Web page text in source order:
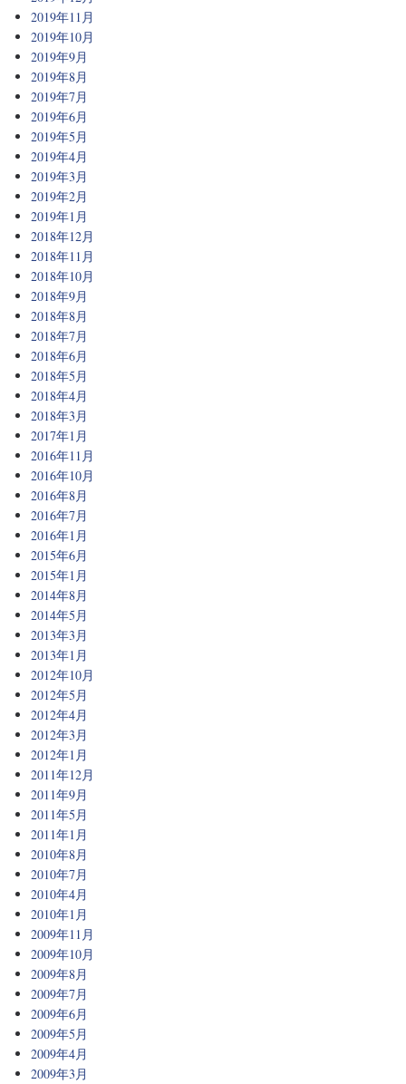
2019年11月
2019年10月
2019年9月
2019年8月
2019年7月
2019年6月
2019年5月
2019年4月
2019年3月
2019年2月
2019年1月
2018年12月
2018年11月
2018年10月
2018年9月
2018年8月
2018年7月
2018年6月
2018年5月
2018年4月
2018年3月
2017年1月
2016年11月
2016年10月
2016年8月
2016年7月
2016年1月
2015年6月
2015年1月
2014年8月
2014年5月
2013年3月
2013年1月
2012年10月
2012年5月
2012年4月
2012年3月
2012年1月
2011年12月
2011年9月
2011年5月
2011年1月
2010年8月
2010年7月
2010年4月
2010年1月
2009年11月
2009年10月
2009年8月
2009年7月
2009年6月
2009年5月
2009年4月
2009年3月